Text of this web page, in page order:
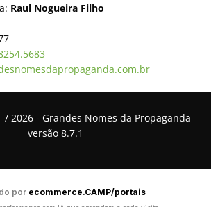
Raul Nogueira Filho
2026 - Grandes Nomes da Propaganda
versão 8.7.1
por ecommerce.CAMP/portais